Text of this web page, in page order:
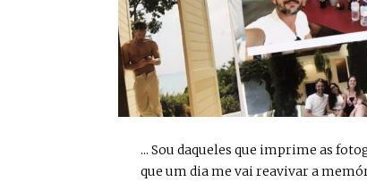
... Sou daqueles que imprime as
que um dia me vai reavivar a